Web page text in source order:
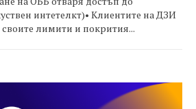
интетелкт)• Клиентите на ДЗИ
своите лимити и покрития...